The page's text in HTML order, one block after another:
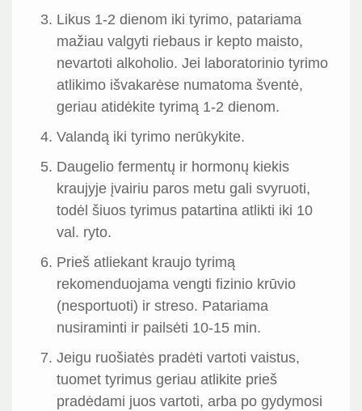
Likus 1-2 dienom iki tyrimo, patariama
mažiau valgyti riebaus ir kepto maisto,
nevartoti alkoholio. Jei laboratorinio tyrimo
atlikimo išvakarėse numatoma šventė,
geriau atidėkite tyrimą 1-2 dienom.
Valandą iki tyrimo nerūkykite.
Daugelio fermentų ir hormonų kiekis
kraujyje įvairiu paros metu gali svyruoti,
todėl šiuos tyrimus patartina atlikti iki 10
val. ryto.
Prieš atliekant kraujo tyrimą
rekomenduojama vengti fizinio krūvio
(nesportuoti) ir streso. Patariama
nusiraminti ir pailsėti 10-15 min.
Jeigu ruošiatės pradėti vartoti vaistus,
tuomet tyrimus geriau atlikite prieš
pradėdami juos vartoti, arba po gydymosi